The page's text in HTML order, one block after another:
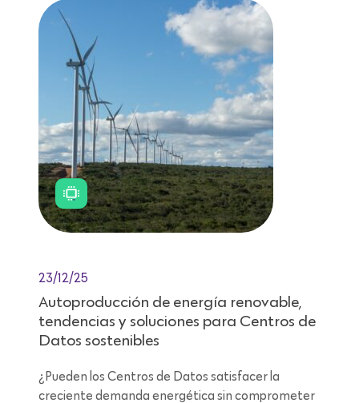
23/12/25
Autoproducción de energía renovable,
tendencias y soluciones para Centros de
Datos sostenibles
¿Pueden los Centros de Datos satisfacer la
creciente demanda energética sin comprometer